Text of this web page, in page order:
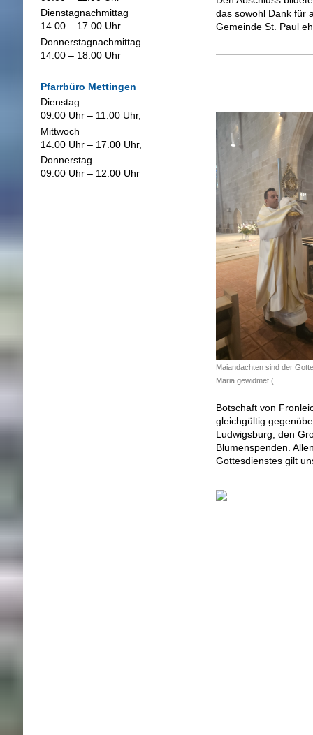
das sowohl Dank für
Gemeinde St. Paul
Maiandachten sind der
Maria gewidmet (
Botschaft von
gleichgültig
Ludwigsburg, den
Blumenspenden.
Gottesdienstes gilt
Dienstagnachmittag
14.00 – 17.00 Uhr
Donnerstagnachmittag
14.00 – 18.00 Uhr
Pfarrbüro Mettingen
Dienstag
09.00 Uhr – 11.00 Uhr,
Mittwoch
14.00 Uhr – 17.00 Uhr,
Donnerstag
09.00 Uhr – 12.00 Uhr